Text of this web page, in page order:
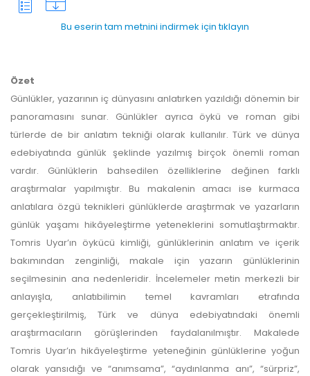
Bu eserin tam metnini indirmek için tıklayın
Özet
Günlükler, yazarının iç dünyasını anlatırken yazıldığı dönemin bir
panoramasını sunar. Günlükler ayrıca öykü ve roman gibi
türlerde de bir anlatım tekniği olarak kullanılır. Türk ve dünya
edebiyatında günlük şeklinde yazılmış birçok önemli roman
vardır. Günlüklerin bahsedilen özelliklerine değinen farklı
araştırmalar yapılmıştır. Bu makalenin amacı ise kurmaca
anlatılara özgü teknikleri günlüklerde araştırmak ve yazarların
günlük yaşamı hikâyeleştirme yeteneklerini somutlaştırmaktır.
Tomris Uyar’ın öykücü kimliği, günlüklerinin anlatım ve içerik
bakımından zenginliği, makale için yazarın günlüklerinin
seçilmesinin ana nedenleridir. İncelemeler metin merkezli bir
anlayışla, anlatıbilimin temel kavramları etrafında
gerçekleştirilmiş, Türk ve dünya edebiyatındaki önemli
araştırmacıların görüşlerinden faydalanılmıştır. Makalede
Tomris Uyar’ın hikâyeleştirme yeteneğinin günlüklerine yoğun
olarak yansıdığı ve “anımsama”, “aydınlanma anı”, “sürpriz”,